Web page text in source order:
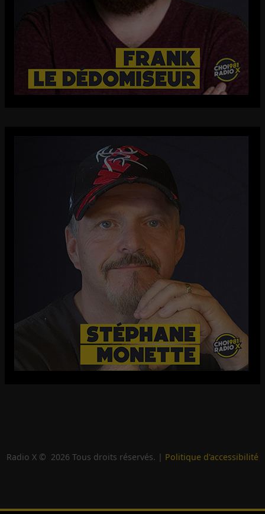
Radio X © 2026 Tous droits réservés. | Politique d'accessibilité